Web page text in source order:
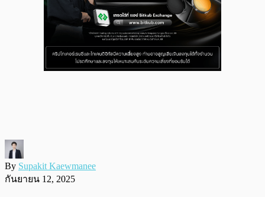
By Supakit Kaewmanee
กันยายน 12, 2025